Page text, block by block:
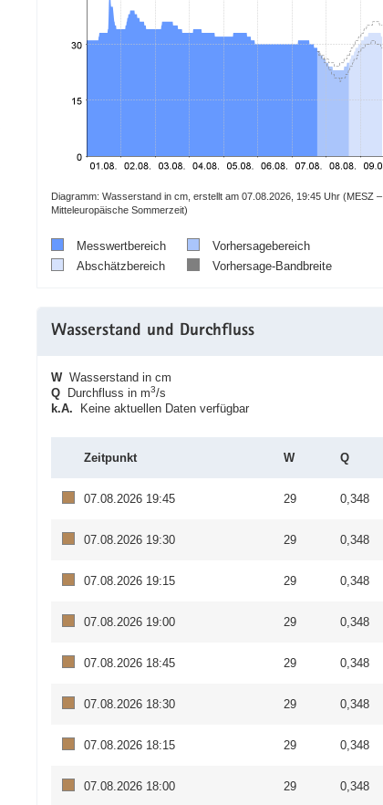
Diagramm: Wasserstand in cm, erstellt am 07.08.2026, 19:45 Uhr (MESZ –
Mitteleuropäische Sommerzeit)
Messwertbereich
Vorhersagebereich
Abschätzbereich
Vorhersage-Bandbreite
Wasserstand und Durchfluss
WWasserstand in cm
Q Durchfluss in m3/s
k.A. Keine aktuellen Daten verfügbar
Zeitpunkt W Q
07.08.2026 19:45 29 0,348
07.08.2026 19:30 29 0,348
07.08.2026 19:15 29 0,348
07.08.2026 19:00 29 0,348
07.08.2026 18:45 29 0,348
07.08.2026 18:30 29 0,348
07.08.2026 18:15 29 0,348
07.08.2026 18:00 29 0,348